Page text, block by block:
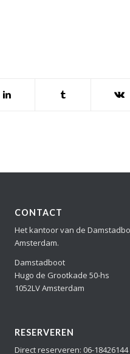
CONTACT
Het kantoor van de
Amsterdam.
Damstadboot
Hugo de Grootkade 50-hs
1052LV Amsterdam
RESERVEREN
Direct reserveren: 06-18426144